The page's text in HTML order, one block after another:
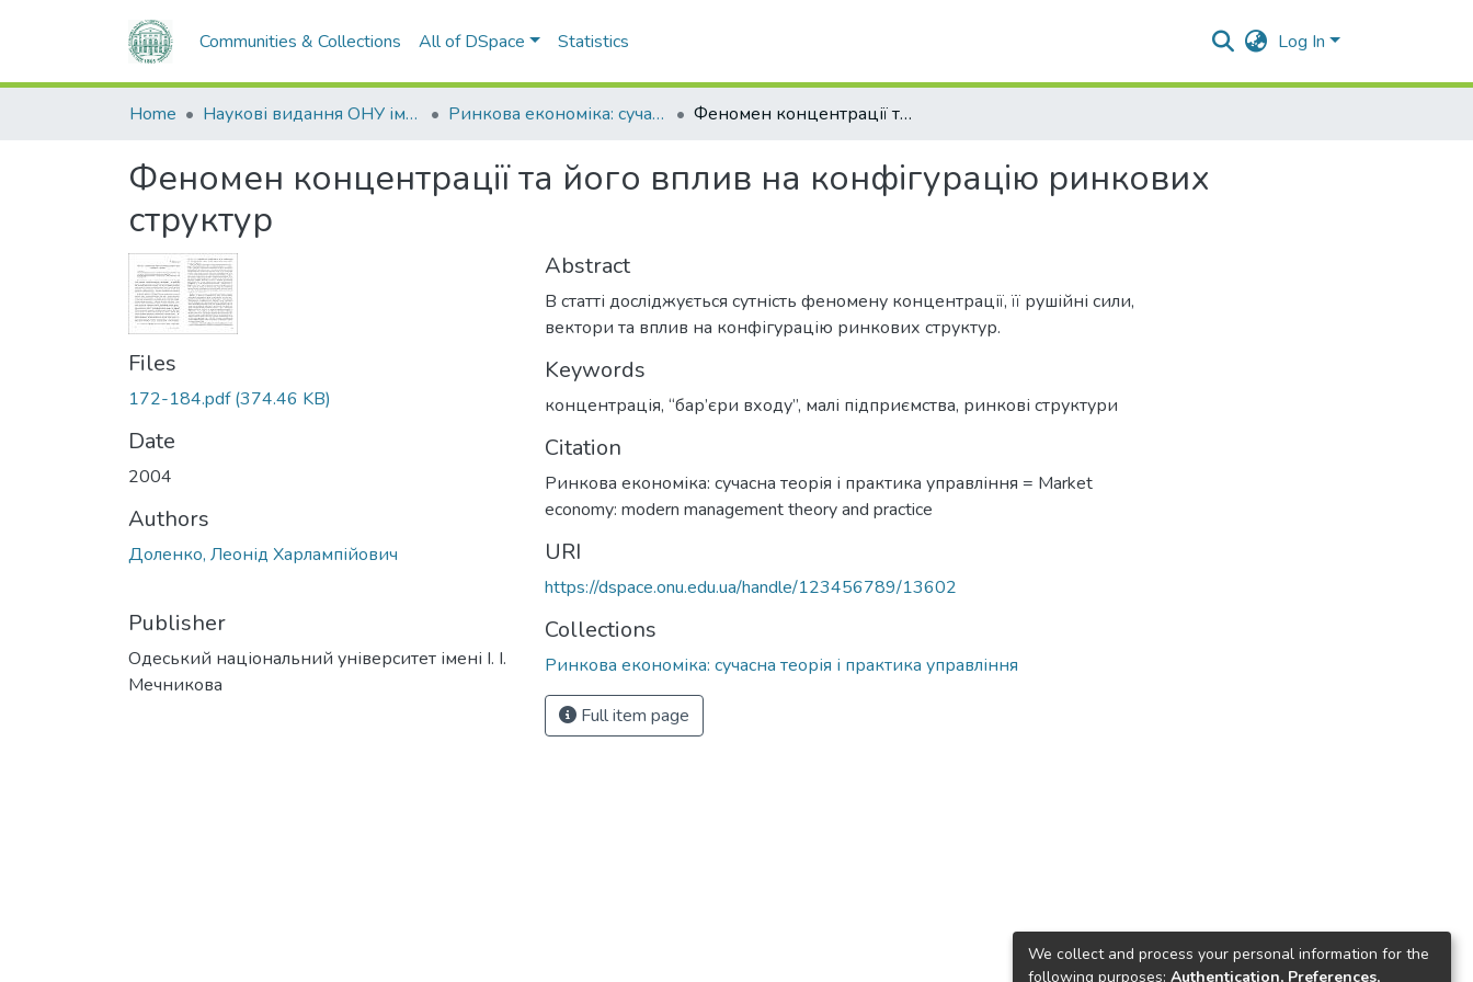
Communities & Collections All of DSpace Statistics Log In
Home Наукові видання ОНУ імені І. І. Мечникова Ринкова економіка: сучасна теорія і практика управління Феномен концентрації та його вплив на конфігурацію ринкових структур
Феномен концентрації та його вплив на конфігурацію ринкових
структур
Files
172-184.pdf(374.46 KB)
Date
2004
Authors
Доленко, Леонід Харлампійович
Publisher
Одеський національний університет імені І. І.
Мечникова
Abstract
В статті досліджується сутність феномену концентрації, її рушійні сили,
вектори та вплив на конфігурацію ринкових структур.
Keywords
концентрація, “бар’єри входу”, малі підприємства, ринкові структури
Citation
Ринкова економіка: сучасна теорія і практика управління = Market
economy: modern management theory and practice
URI
https://dspace.onu.edu.ua/handle/123456789/13602
Collections
Ринкова економіка: сучасна теорія і практика управління
Full item page
We collect and process your personal information for the
following purposes: Authentication, Preferences,